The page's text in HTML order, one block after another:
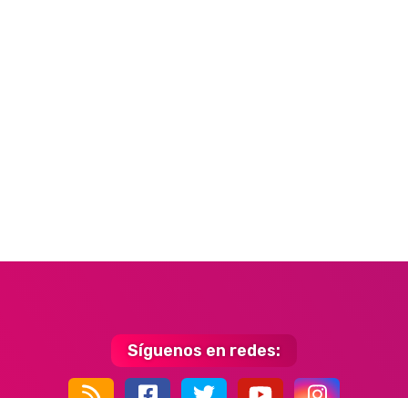
Síguenos en redes: